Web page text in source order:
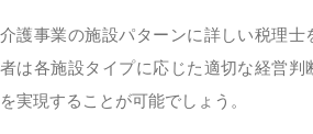
介護事業の施設パターンに詳しい税理士
者は各施設タイプに応じた適切な経営判
を実現することが可能でしょう。